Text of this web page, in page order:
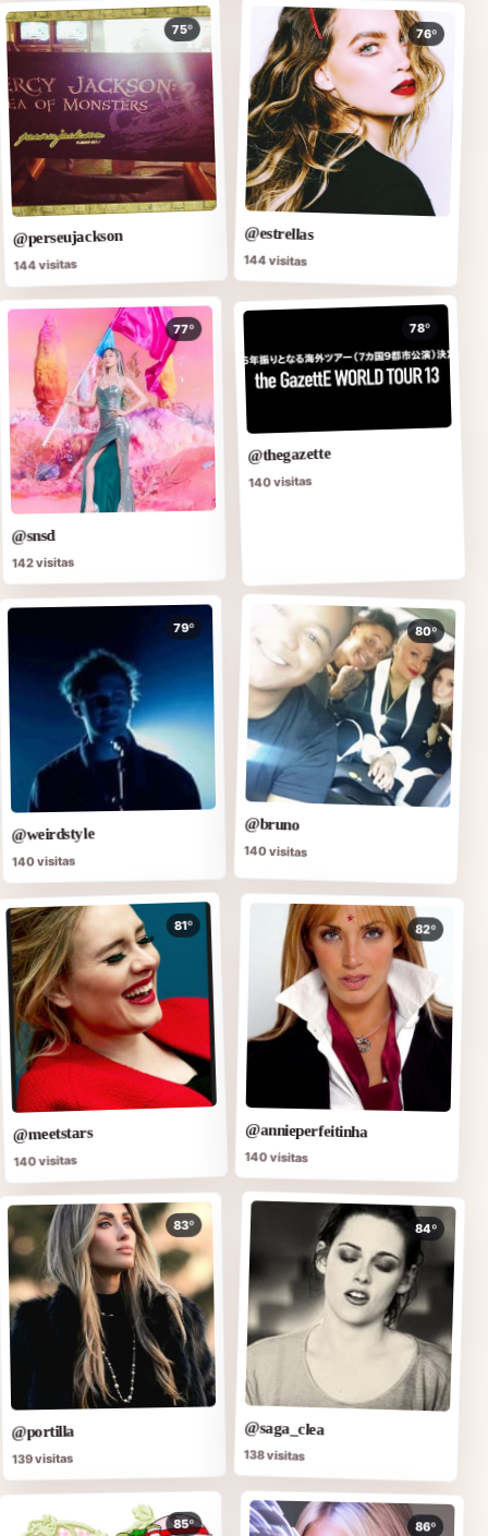
75º
@perseujackson
144 visitas
76º
@estrellas
144 visitas
77º
@snsd
142 visitas
78º
@thegazette
140 visitas
79º
@weirdstyle
140 visitas
80º
@bruno
140 visitas
81º
@meetstars
140 visitas
82º
@annieperfeitinha
140 visitas
83º
@portilla
139 visitas
84º
@saga_clea
138 visitas
85º 86º